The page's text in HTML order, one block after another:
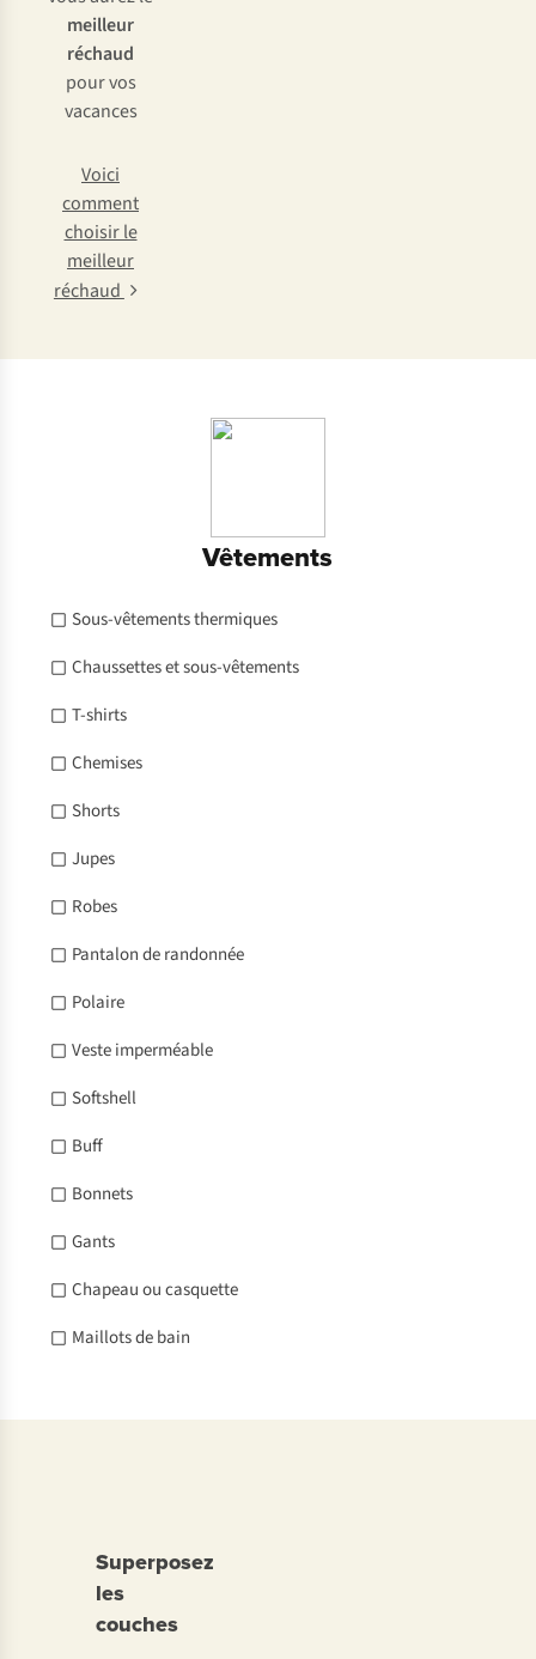
meilleur
réchaud
pour vos
vacances
Voici
comment
choisir le
meilleur
réchaud
Vêtements
Sous-vêtements thermiques
Chaussettes et sous-vêtements
T-shirts
Chemises
Shorts
Jupes
Robes
Pantalon de randonnée
Polaire
Veste imperméable
Softshell
Buff
Bonnets
Gants
Chapeau ou casquette
Maillots de bain
Superposez
les
couches